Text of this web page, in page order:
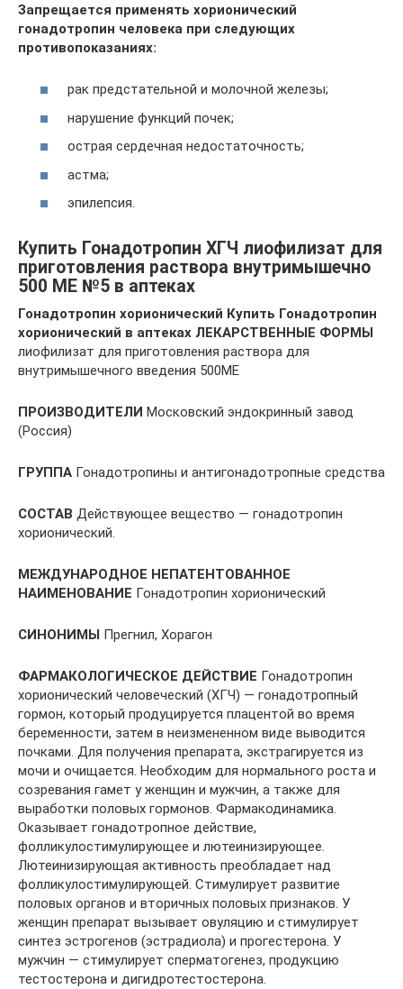
Запрещается применять хорионический
гонадотропин человека при следующих
противопоказаниях:
рак предстательной и молочной железы;
нарушение функций почек;
острая сердечная недостаточность;
астма;
эпилепсия.
Купить Гонадотропин ХГЧ лиофилизат для
приготовления раствора внутримышечно
500 МЕ №5 в аптеках
Гонадотропин хорионический Купить Гонадотропин
хорионический в аптеках ЛЕКАРСТВЕННЫЕ ФОРМЫ
лиофилизат для приготовления раствора для
внутримышечного введения 500МЕ
ПРОИЗВОДИТЕЛИ Московский эндокринный завод
(Россия)
ГРУППА Гонадотропины и антигонадотропные средства
СОСТАВ Действующее вещество — гонадотропин
хорионический.
МЕЖДУНАРОДНОЕ НЕПАТЕНТОВАННОЕ
НАИМЕНОВАНИЕ Гонадотропин хорионический
СИНОНИМЫ Прегнил, Хорагон
ФАРМАКОЛОГИЧЕСКОЕ ДЕЙСТВИЕ Гонадотропин
хорионический человеческий (ХГЧ) — гонадотропный
гормон, который продуцируется плацентой во время
беременности, затем в неизмененном виде выводится
почками. Для получения препарата, экстрагируется из
мочи и очищается. Необходим для нормального роста и
созревания гамет у женщин и мужчин, а также для
выработки половых гормонов. Фармакодинамика.
Оказывает гонадотропное действие,
фолликулостимулирующее и лютеинизирующее.
Лютеинизирующая активность преобладает над
фолликулостимулирующей. Стимулирует развитие
половых органов и вторичных половых признаков. У
женщин препарат вызывает овуляцию и стимулирует
синтез эстрогенов (эстрадиола) и прогестерона. У
мужчин — стимулирует сперматогенез, продукцию
тестостерона и дигидротестостерона.